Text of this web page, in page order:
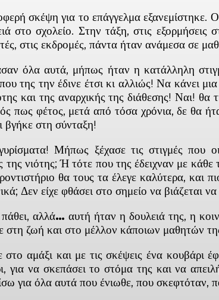
σκέψη για το επάγγελμα εξανεμίστηκε.
στο σχολείο. Στην τάξη, στις
στις εκδρομές, πάντα ήταν ανάμεσα σε
όλα αυτά, μήπως ήταν η κατάλληλη
της την έδινε έτσι κι αλλιώς! Να κάνει
και της αναρχικής της διάθεσης! Ναι!
πως φέτος, μετά από τόσα χρόνια, δε θα
βγήκε στη σύνταξη!
Μήπως ξέχασε τις στιγμές που
της νιότης; Ή τότε που της έδειχναν με
θα τους τα έλεγε καλύτερα, και
Δεν είχε φθάσει στο σημείο να βιάζεται
αλλά… αυτή ήταν η δουλειά της, η
στη ζωή και στο μέλλον κάποιων μαθητών
αμάξι και με τις σκέψεις ένα κουβάρι
για να σκεπάσει το στόμα της και να
για όλα αυτά που ένιωθε, που